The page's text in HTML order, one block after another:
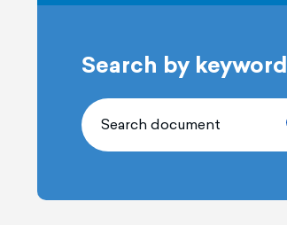
Search by keyword